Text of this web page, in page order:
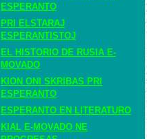
ESPERANTO
PRI ELSTARAJ
ESPERANTISTOJ
EL HISTORIO DE RUSIA E-
MOVADO
KION ONI SKRIBAS PRI
ESPERANTO
ESPERANTO EN LITERATURO
KIAL E-MOVADO NE